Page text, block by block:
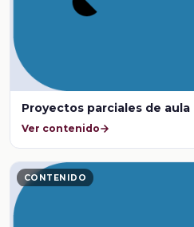
Proyectos parciales de
Ver contenido
CONTENIDO